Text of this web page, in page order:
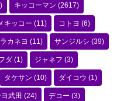
キッコーマン (2617)
キッコー (11) コトヨ (6)
カネヨ (11) サンジルシ (39)
ダ (1) ジャネフ (3)
タケサン (10) ダイコウ (1)
武田 (24) デコー (3)